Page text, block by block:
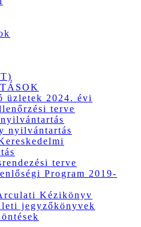
üzletek 2024. évi
terve
nyilvántartás
terve
Program 2019-
Kézikönyv
jegyzőkönyvek